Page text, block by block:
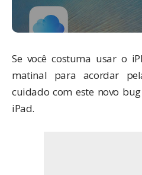
Se você costuma usar o
matinal para acordar
cuidado com este novo
iPad.